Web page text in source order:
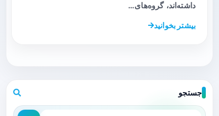
داشته‌اند، گروه‌های…
بیشتر بخوانید
جستجو